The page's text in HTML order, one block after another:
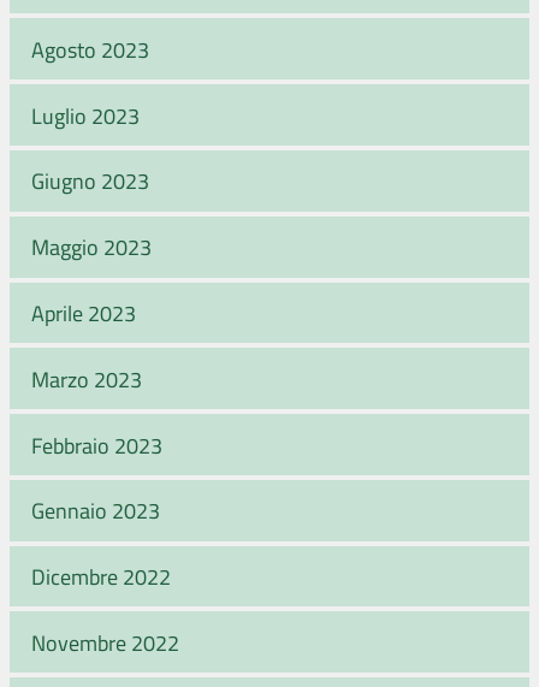
Agosto 2023
Luglio 2023
Giugno 2023
Maggio 2023
Aprile 2023
Marzo 2023
Febbraio 2023
Gennaio 2023
Dicembre 2022
Novembre 2022